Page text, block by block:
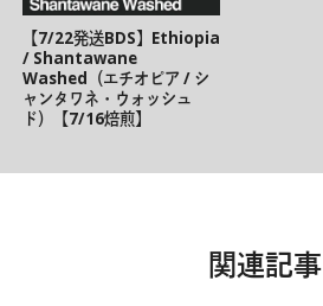
【7/22発送BDS】Ethiopia
/ Shantawane
Washed（エチオピア / シ
ャンタワネ・ウォッシュ
ド）【7/16焙煎】
関連記事